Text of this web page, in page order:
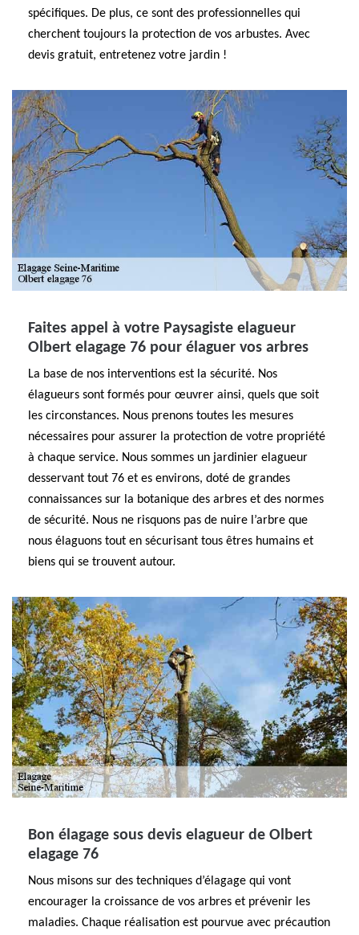
spécifiques. De plus, ce sont des professionnelles qui
cherchent toujours la protection de vos arbustes. Avec
devis gratuit, entretenez votre jardin !
Faites appel à votre Paysagiste elagueur
Olbert elagage 76 pour élaguer vos arbres
La base de nos interventions est la sécurité. Nos
élagueurs sont formés pour œuvrer ainsi, quels que soit
les circonstances. Nous prenons toutes les mesures
nécessaires pour assurer la protection de votre propriété
à chaque service. Nous sommes un jardinier elagueur
desservant tout 76 et es environs, doté de grandes
connaissances sur la botanique des arbres et des normes
de sécurité. Nous ne risquons pas de nuire l’arbre que
nous élaguons tout en sécurisant tous êtres humains et
biens qui se trouvent autour.
Bon élagage sous devis elagueur de Olbert
elagage 76
Nous misons sur des techniques d’élagage qui vont
encourager la croissance de vos arbres et prévenir les
maladies. Chaque réalisation est pourvue avec précaution